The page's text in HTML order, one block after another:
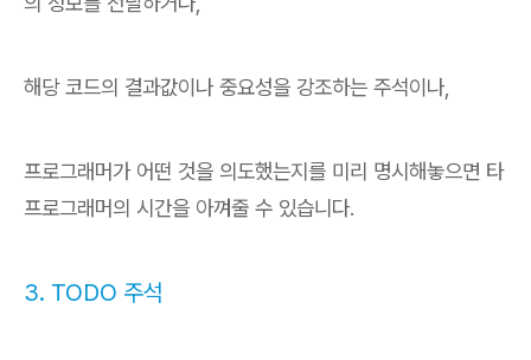
해당 코드의 결과값이나 중요성을 강조하는 주석이나,
프로그래머가 어떤 것을 의도했는지를 미리 명시해놓으면 타
프로그래머의 시간을 아껴줄 수 있습니다.
3. TODO 주석